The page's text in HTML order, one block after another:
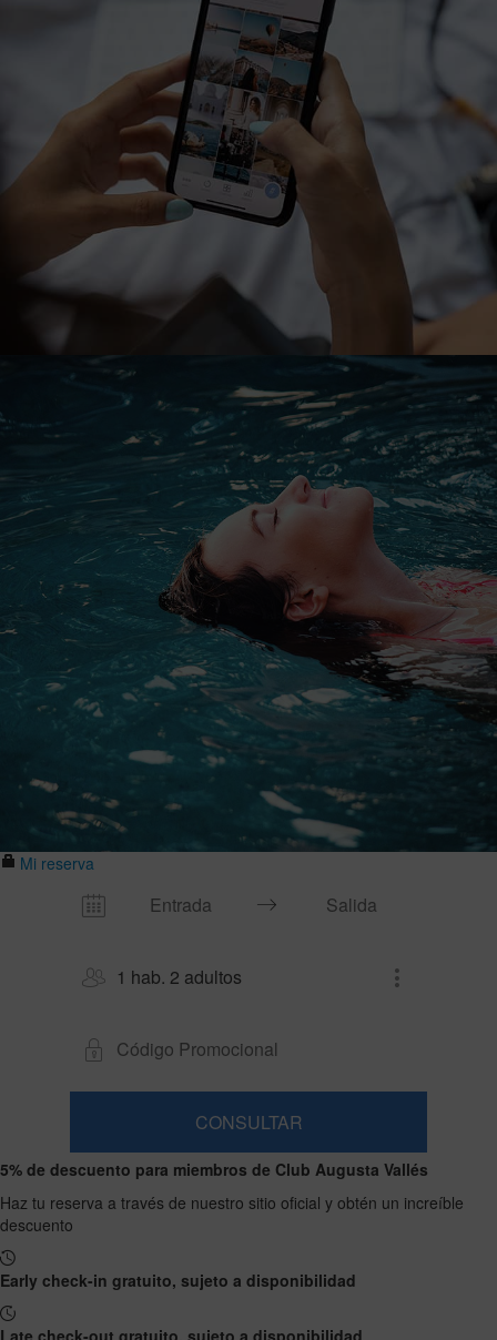
Mi reserva
1 hab. 2 adultos
CONSULTAR
Habitaciones
y
ocupaciones
1
adultos
Desde
2
Hasta
0
Añadir
habitaciónBuscar
5% de descuento para miembros de Club Augusta Vallés
Haz tu reserva a través de nuestro sitio oficial y obtén un increíble
descuento
Early check-in gratuito, sujeto a disponibilidad
Late check-out gratuito, sujeto a disponibilidad